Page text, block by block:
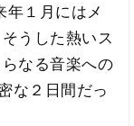
１月にはメ
うした熱いス
なる音楽への
な２日間だっ